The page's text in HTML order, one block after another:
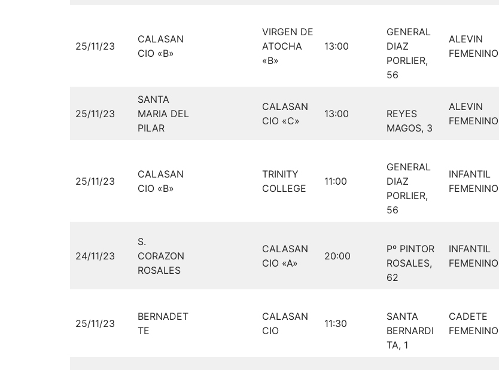
25/11/23
CALASAN
CIO «B»
VIRGEN DE
ATOCHA
«B»
13:00
GENERAL
DIAZ
PORLIER,
56
ALEVIN
FEMENINO
25/11/23
SANTA
MARIA DEL
PILAR
CALASAN
CIO «C»
13:00
REYES
MAGOS, 3
ALEVIN
FEMENINO
25/11/23
CALASAN
CIO «B»
TRINITY
COLLEGE
11:00
GENERAL
DIAZ
PORLIER,
56
INFANTIL
FEMENINO
24/11/23
S.
CORAZON
ROSALES
CALASAN
CIO «A»
20:00
Pº PINTOR
ROSALES,
62
INFANTIL
FEMENINO
25/11/23
BERNADET
TE
CALASAN
CIO
11:30
SANTA
BERNARDI
TA, 1
CADETE
FEMENINO